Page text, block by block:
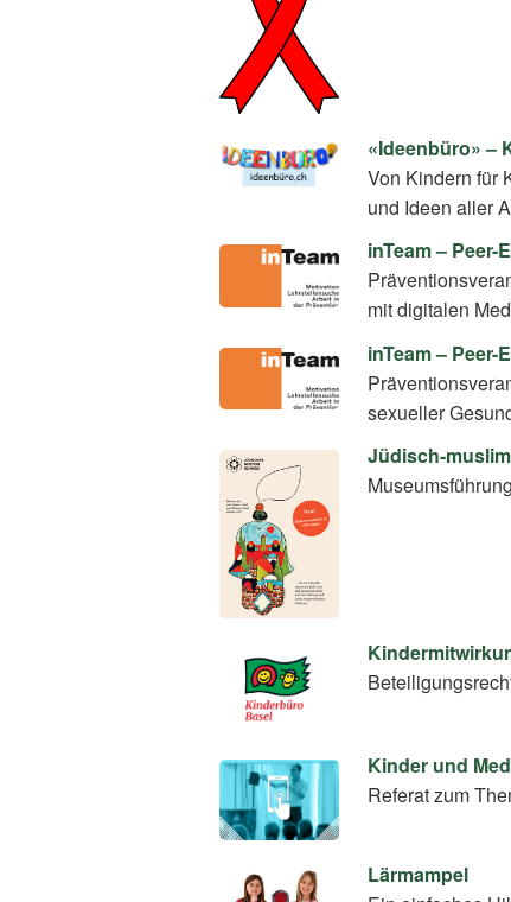
«Ideenbüro» –
Von Kindern für
und Ideen aller
inTeam –
mit digitalen
inTeam –
sexueller
Jüdisch-
Kinder und
Referat zum
Lärmampel